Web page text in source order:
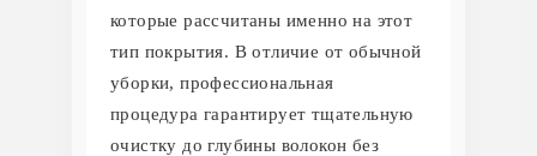
которые рассчитаны именно на этот
тип покрытия. В отличие от обычной
уборки, профессиональная
процедура гарантирует тщательную
очистку до глубины волокон без